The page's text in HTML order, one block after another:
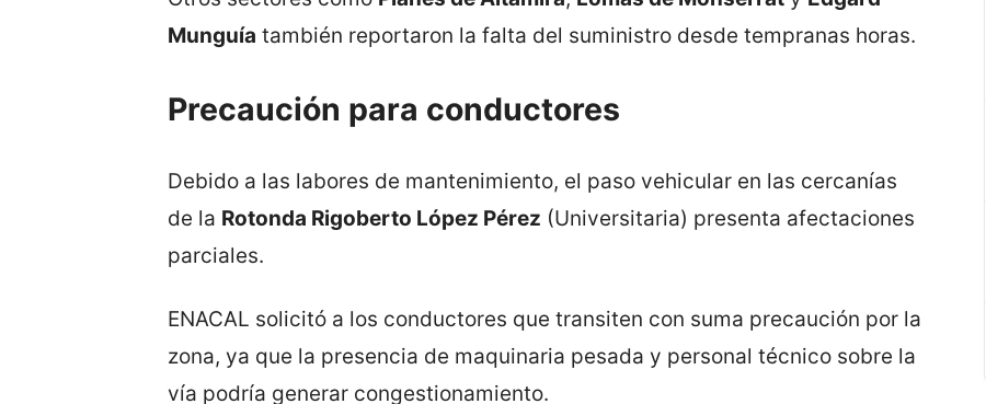
Munguía también reportaron la falta del suministro desde tempranas horas.
Precaución para conductores
Debido a las labores de mantenimiento, el paso vehicular en las cercanías
de la Rotonda Rigoberto López Pérez (Universitaria) presenta afectaciones
parciales.
ENACAL solicitó a los conductores que transiten con suma precaución por la
zona, ya que la presencia de maquinaria pesada y personal técnico sobre la
vía podría generar congestionamiento.